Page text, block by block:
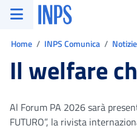
Vai al menu principale
Vai al contenuto principale
Vai al pie' di pagina
INPS ()
Home INPS Comunica Notizie
Il welfare
Al Forum PA 2026 sarà
FUTURO”, la rivista